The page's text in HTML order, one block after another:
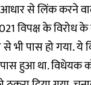
आधार से लिंक करने
विपक्ष के विरोध
से भी पास हो गया.
हुआ था. विधेयक